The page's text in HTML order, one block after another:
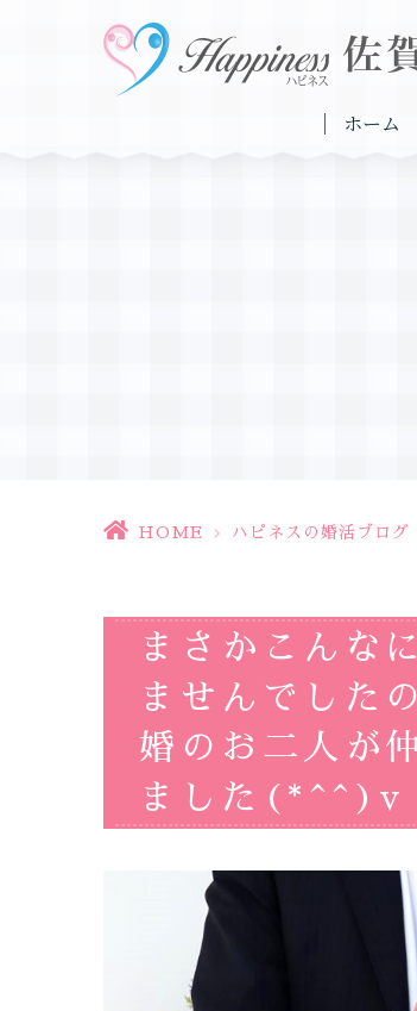
ホーム
HOME > ハピネスの婚活ブログ
まさかこんな
ませんでした
婚のお二人が
ました(*^^)v